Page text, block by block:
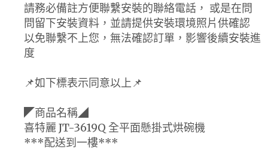
請務必備註方便聯繫安裝的聯絡電話， 或是在問
問留下安裝資料，並請提供安裝環境照片供確認
以免聯繫不上您，無法確認訂單，影響後續安裝進
度
📌如下標表示同意以上📌
◤商品名稱◢
喜特麗 JT-3619Q 全平面懸掛式烘碗機
***配送到一樓***